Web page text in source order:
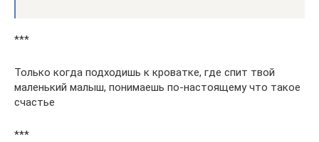
***
Только когда подходишь к кроватке, где спит твой
маленький малыш, понимаешь по-настоящему что такое
счастье
***